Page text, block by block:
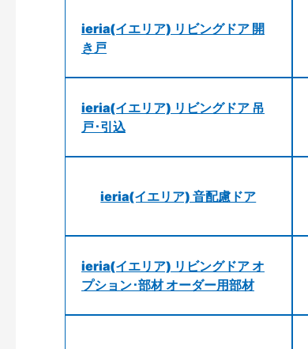
ieria(イエリア) リビングドア 開
き戸
ieria(イエリア) リビングドア 吊
戸･引込
ieria(イエリア) 音配慮ドア
ieria(イエリア) リビングドア オ
プション･部材 オーダー用部材